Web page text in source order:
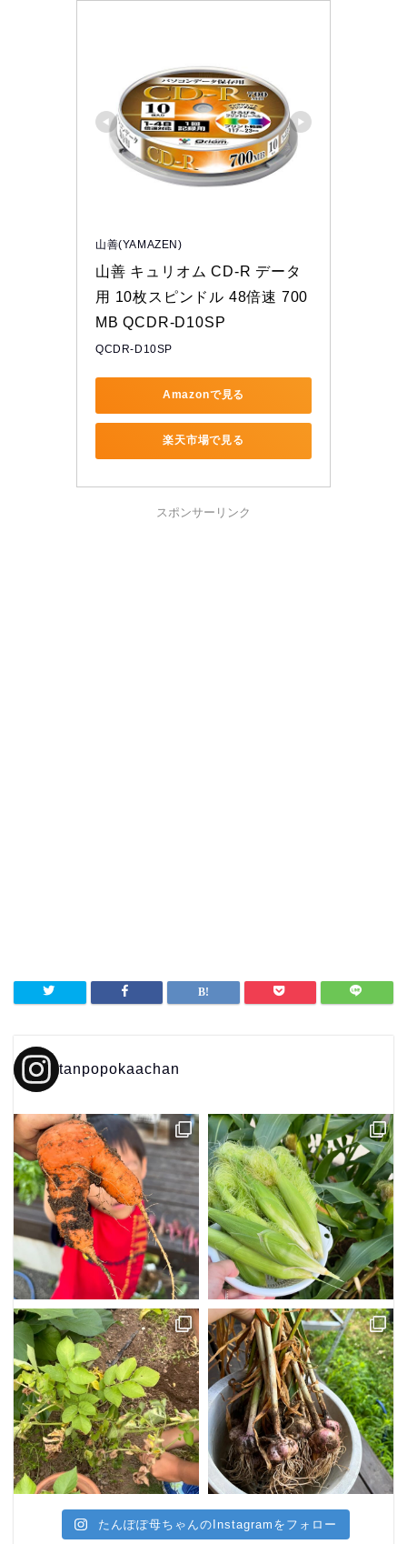
山善(YAMAZEN)
山善 キュリオム CD-R データ
用 10枚スピンドル 48倍速 700
MB QCDR-D10SP
QCDR-D10SP
Amazonで見る
楽天市場で見る
スポンサーリンク
tanpopokaachan
たんぽぽ母ちゃんのInstagramをフォロー